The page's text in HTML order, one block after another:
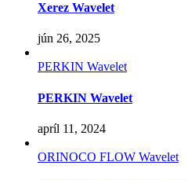
Xerez Wavelet
jún 26, 2025
PERKIN Wavelet
PERKIN Wavelet
apríl 11, 2024
ORINOCO FLOW Wavelet